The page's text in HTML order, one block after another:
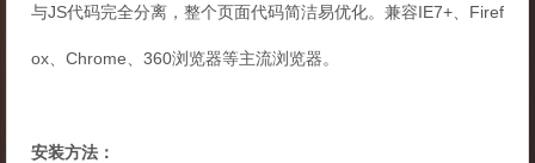
与JS代码完全分离，整个页面代码简洁易优化。兼容IE7+、Firef
ox、Chrome、360浏览器等主流浏览器。
安装方法：